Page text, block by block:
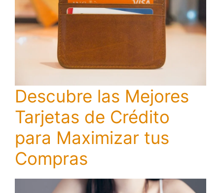
Descubre las Mejores
Tarjetas de Crédito
para Maximizar tus
Compras